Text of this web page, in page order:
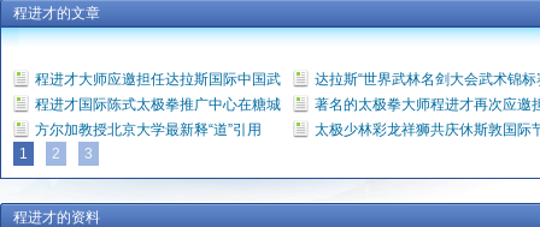
程进才的文章
程进才大师应邀担任达拉斯国际中国武
达拉斯“世界武林名剑大会武术锦标
程进才国际陈式太极拳推广中心在糖城
著名的太极拳大师程进才再次应邀
方尔加教授北京大学最新释“道”引用
太极少林彩龙祥狮共庆休斯敦国际
1
2 3
程进才的资料